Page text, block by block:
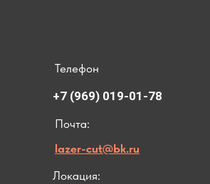
Почта:
lazer-cut@bk.ru
Телефон
+7 (969) 019-01-78
Локация: